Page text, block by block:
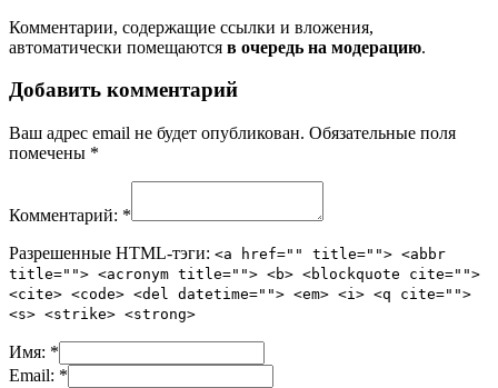
Комментарии, содержащие ссылки и вложения,
автоматически помещаются в очередь на модерацию.
Добавить комментарий
Ваш адрес email не будет опубликован. Обязательные поля
помечены *
Комментарий: *
Разрешенные HTML-тэги: <a href="" title=""> <abbr
title=""> <acronym title=""> <b> <blockquote cite="">
<cite> <code> <del datetime=""> <em> <i> <q cite="">
<s> <strike> <strong>
Имя: *
Email: *